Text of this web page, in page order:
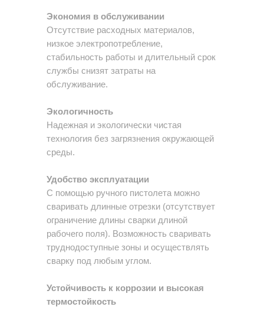
Экономия в обслуживании
Отсутствие расходных материалов,
низкое электропотребление,
стабильность работы и длительный срок
службы снизят затраты на
обслуживание.
Экологичность
Надежная и экологически чистая
технология без загрязнения окружающей
среды.
Удобство эксплуатации
С помощью ручного пистолета можно
сваривать длинные отрезки (отсутствует
ограничение длины сварки длиной
рабочего поля). Возможность сваривать
труднодоступные зоны и осуществлять
сварку под любым углом.
Устойчивость к коррозии и высокая
термостойкость